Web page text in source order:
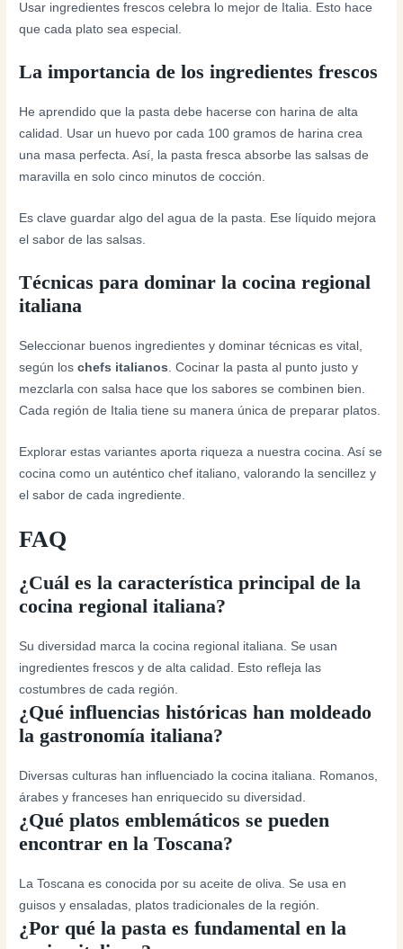
Usar ingredientes frescos celebra lo mejor de Italia. Esto hace
que cada plato sea especial.
La importancia de los ingredientes frescos
He aprendido que la pasta debe hacerse con harina de alta
calidad. Usar un huevo por cada 100 gramos de harina crea
una masa perfecta. Así, la pasta fresca absorbe las salsas de
maravilla en solo cinco minutos de cocción.
Es clave guardar algo del agua de la pasta. Ese líquido mejora
el sabor de las salsas.
Técnicas para dominar la cocina regional
italiana
Seleccionar buenos ingredientes y dominar técnicas es vital,
según loschefs italianos . Cocinar la pasta al punto justo y
mezclarla con salsa hace que los sabores se combinen bien.
Cada región de Italia tiene su manera única de preparar platos.
Explorar estas variantes aporta riqueza a nuestra cocina. Así se
cocina como un auténtico chef italiano, valorando la sencillez y
el sabor de cada ingrediente.
FAQ
¿Cuál es la característica principal de la
cocina regional italiana?
Su diversidad marca la cocina regional italiana. Se usan
ingredientes frescos y de alta calidad. Esto refleja las
costumbres de cada región.
¿Qué influencias históricas han moldeado
la gastronomía italiana?
Diversas culturas han influenciado la cocina italiana. Romanos,
árabes y franceses han enriquecido su diversidad.
¿Qué platos emblemáticos se pueden
encontrar en la Toscana?
La Toscana es conocida por su aceite de oliva. Se usa en
guisos y ensaladas, platos tradicionales de la región.
¿Por qué la pasta es fundamental en la